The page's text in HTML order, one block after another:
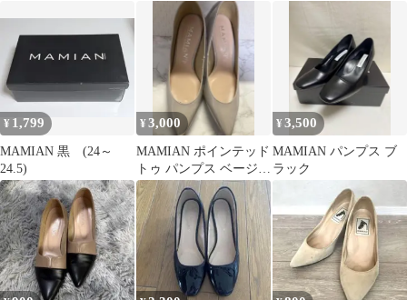
MAMIAN リネンパン
プス スタック
¥ 1,799
MAMIAN 黒 (24～
24.5)
¥3,000
MAMIAN ポインテッド
トゥ パンプス ベージュ
日本製
¥3,500
MAMIAN パンプス ブ
ラック